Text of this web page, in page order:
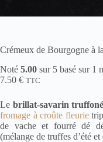
Crémeux de Bourgogne à
Noté 5.00 sur 5 basé sur 1
7.50 € TTC
Le brillat-savarin truffoné
fromage à croûte fleurie
de vache et fourré dé
(mélange de truffes d’été